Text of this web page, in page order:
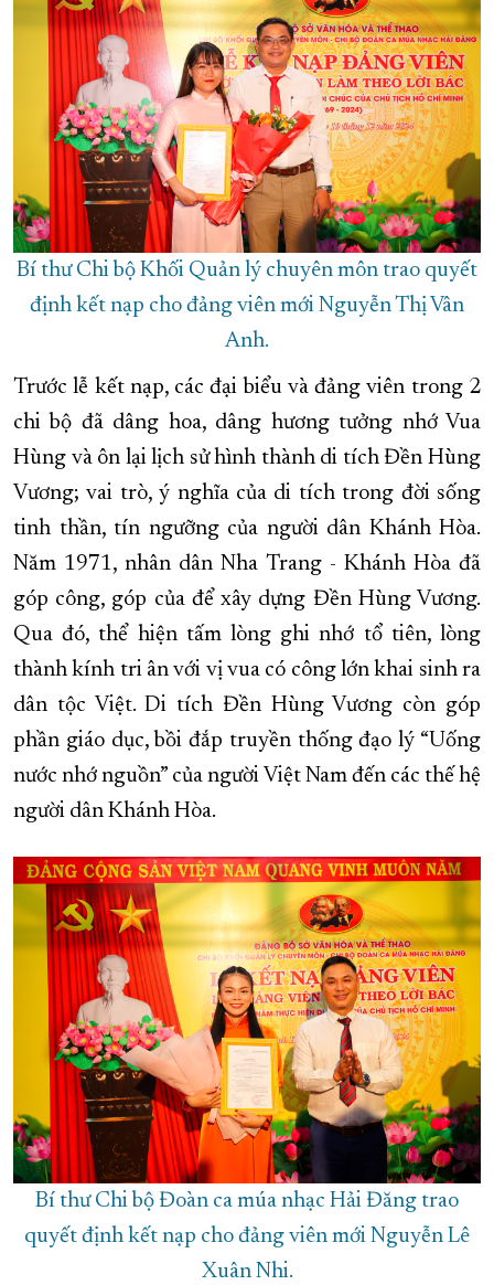
Bí thư Chi bộ Khối Quản lý chuyên môn trao quyết
định kết nạp cho đảng viên mới Nguyễn Thị Vân
Anh.
Trước lễ kết nạp, các đại biểu và đảng viên trong 2
chi bộ đã dâng hoa, dâng hương tưởng nhớ Vua
Hùng và ôn lại lịch sử hình thành di tích Đền Hùng
Vương; vai trò, ý nghĩa của di tích trong đời sống
tinh thần, tín ngưỡng của người dân Khánh Hòa.
Năm 1971, nhân dân Nha Trang - Khánh Hòa đã
góp công, góp của để xây dựng Đền Hùng Vương.
Qua đó, thể hiện tấm lòng ghi nhớ tổ tiên, lòng
thành kính tri ân với vị vua có công lớn khai sinh ra
dân tộc Việt. Di tích Đền Hùng Vương còn góp
phần giáo dục, bồi đắp truyền thống đạo lý “Uống
nước nhớ nguồn” của người Việt Nam đến các thế hệ
người dân Khánh Hòa.
Bí thư Chi bộ Đoàn ca múa nhạc Hải Đăng trao
quyết định kết nạp cho đảng viên mới Nguyễn Lê
Xuân Nhi.